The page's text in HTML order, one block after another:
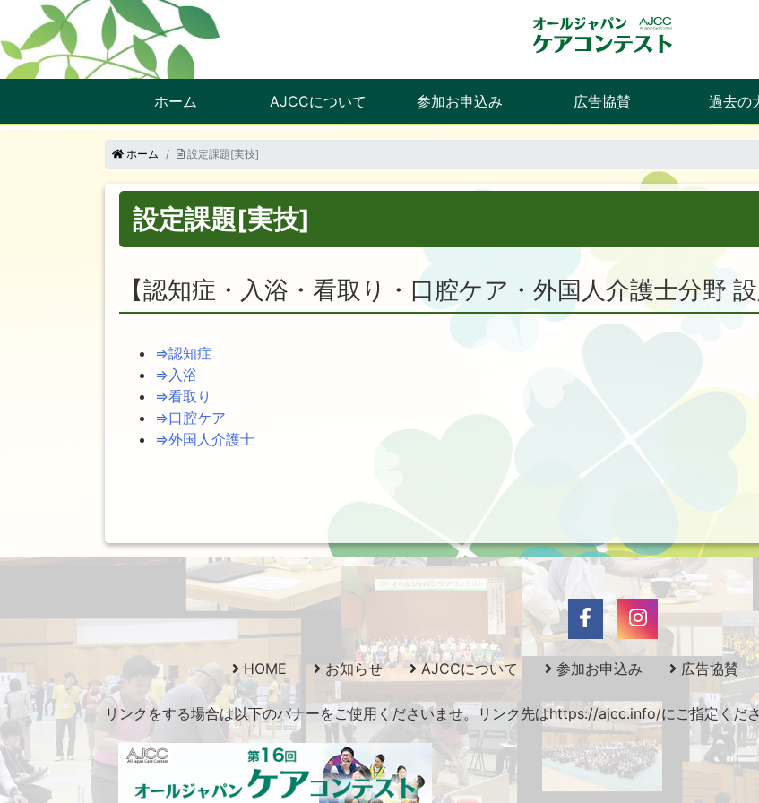
ホーム AJCCについて 参加お申込み 広告協賛 過去の
ホーム 設定課題[実技]
設定課題[実技]
【認知症・入浴・看取り・口腔ケア・外国人介護士分野
⇒認知症
⇒入浴
⇒看取り
⇒口腔ケア
⇒外国人介護士
HOME お知らせ AJCCについて 参加お申込み 広告協賛
リンクをする場合は以下のバナーをご使用くださいませ。リンク先はhttps://ajcc.info/にご指定くだ